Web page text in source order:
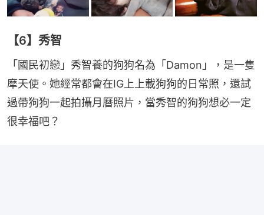
【6】秀智
「國民初戀」秀智養的狗狗名為「Damon」，是一隻
犘天使。她經常都會在IG上上載狗狗的日常照，還試
過帶狗狗一起拍攝月曆照片，當秀智的狗狗想必一定
很幸福吧？